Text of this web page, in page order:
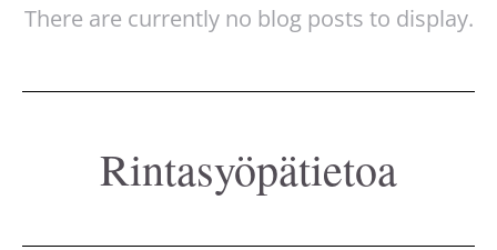
There are currently no blog posts to display.
Rintasyöpätietoa